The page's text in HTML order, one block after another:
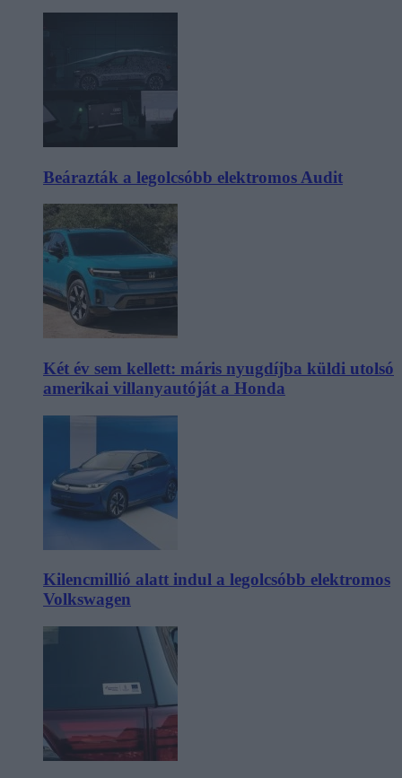
Beárazták a legolcsóbb elektromos Audit
Két év sem kellett: máris nyugdíjba küldi utolsó
amerikai villanyautóját a Honda
Kilencmillió alatt indul a legolcsóbb elektromos
Volkswagen